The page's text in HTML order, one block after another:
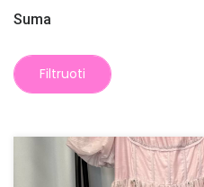
Suma
Filtruoti